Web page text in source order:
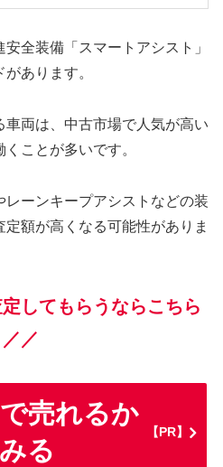
全装備「スマートアシスト」
あります。
車両は、中古市場で人気が高い
ことが多いです。
ーンキープアシストなどの装
額が高くなる可能性がありま
してもらうならこちら
／／
売れるか
る
【PR】